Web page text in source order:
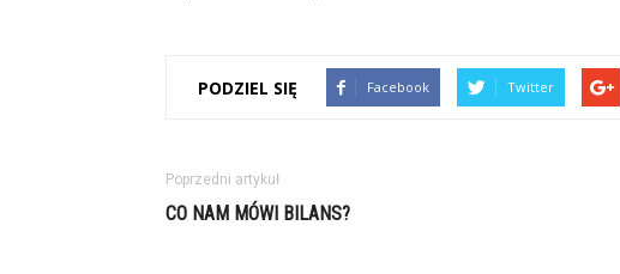
PODZIEL SIĘ Facebook Twitter
Poprzedni artykuł
CO NAM MÓWI BILANS?